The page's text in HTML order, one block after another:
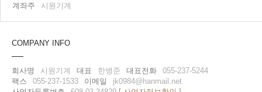
계좌주
시원기계
COMPANY INFO
회사명 시원기계 대표 한병준 대표전화
055-237-5244
팩스
055-237-1533 이메일
jk0984@hanmail.net